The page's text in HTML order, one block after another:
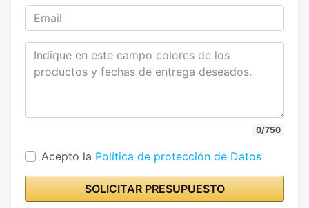
0/750
Acepto la Política de protección de Datos
SOLICITAR PRESUPUESTO